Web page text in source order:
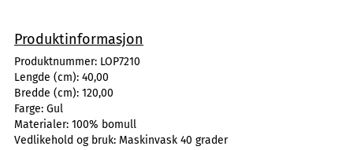
Produktinformasjon
Produktnummer: LOP7210
Lengde (cm): 40,00
Bredde (cm): 120,00
Farge: Gul
Materialer: 100% bomull
Vedlikehold og bruk: Maskinvask 40 grader